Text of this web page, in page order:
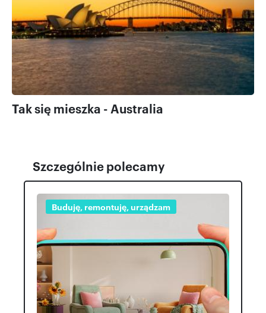
Tak się mieszka - Australia
Szczególnie polecamy
Buduję, remontuję, urządzam